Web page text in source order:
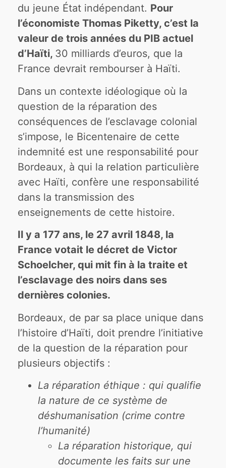
du jeune État indépendant. Pour
l’économiste Thomas Piketty, c’est la
valeur de trois années du PIB actuel
d’Haïti, 30 milliards d’euros, que la
France devrait rembourser à Haïti.
Dans un contexte idéologique où la
question de la réparation des
conséquences de l’esclavage colonial
s’impose, le Bicentenaire de cette
indemnité est une responsabilité pour
Bordeaux, à qui la relation particulière
avec Haïti, confère une responsabilité
dans la transmission des
enseignements de cette histoire.
Il y a 177 ans, le 27 avril 1848, la
France votait le décret de Victor
Schoelcher, qui mit fin à la traite et
l’esclavage des noirs dans ses
dernières colonies.
Bordeaux, de par sa place unique dans
l’histoire d’Haïti, doit prendre l’initiative
de la question de la réparation pour
plusieurs objectifs :
La réparation éthique : qui qualifie
la nature de ce système de
déshumanisation (crime contre
l’humanité)
La réparation historique, qui
documente les faits sur une